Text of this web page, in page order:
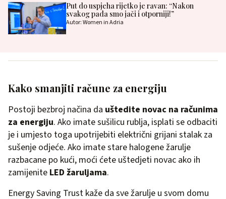
Put do uspjeha rijetko je ravan: “Nakon
svakog pada smo jači i otporniji!”
Autor: Women in Adria
Kako smanjiti račune za energiju
Postoji bezbroj načina da uštedite novac na računima
za energiju. Ako imate sušilicu rublja, isplati se odbaciti
je i umjesto toga upotrijebiti električni grijani stalak za
sušenje odjeće. Ako imate stare halogene žarulje
razbacane po kući, moći ćete uštedjeti novac ako ih
zamijenite LED žaruljama.
Energy Saving Trust kaže da sve žarulje u svom domu